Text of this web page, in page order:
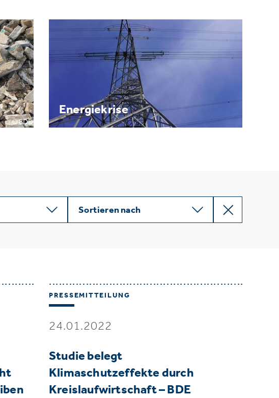
Energiekrise
Sortieren nach
PRESSEMITTEILUNG
24.01.2022
Studie belegt
Klimaschutzeffekte durch
Kreislaufwirtschaft – BDE